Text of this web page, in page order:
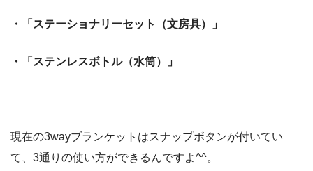
・「ステーショナリーセット（文房具）」
・「ステンレスボトル（水筒）」
現在の3wayブランケットはスナップボタンが付いてい
て、3通りの使い方ができるんですよ^^。